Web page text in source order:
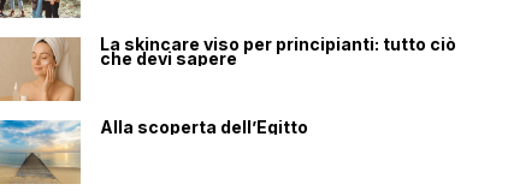
La skincare viso per principianti: tutto ciò
che devi sapere
Alla scoperta dell’Egitto